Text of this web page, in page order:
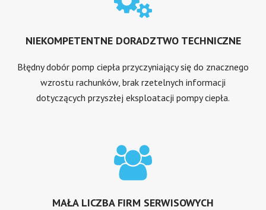
NIEKOMPETENTNE DORADZTWO TECHNICZNE
Błędny dobór pomp ciepła przyczyniający się do znacznego
wzrostu rachunków, brak rzetelnych informacji
dotyczących przyszłej eksploatacji pompy ciepła.
MAŁA LICZBA FIRM SERWISOWYCH